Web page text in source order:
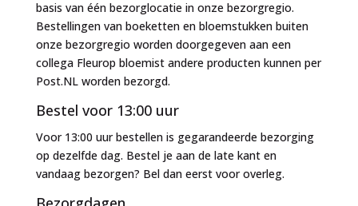
basis van één bezorglocatie in onze bezorgregio.
Bestellingen van boeketten en bloemstukken buiten
onze bezorgregio worden doorgegeven aan een
collega Fleurop bloemist andere producten kunnen per
Post.NL worden bezorgd.
Bestel voor 13:00 uur
Voor 13:00 uur bestellen is gegarandeerde bezorging
op dezelfde dag. Bestel je aan de late kant en
vandaag bezorgen? Bel dan eerst voor overleg.